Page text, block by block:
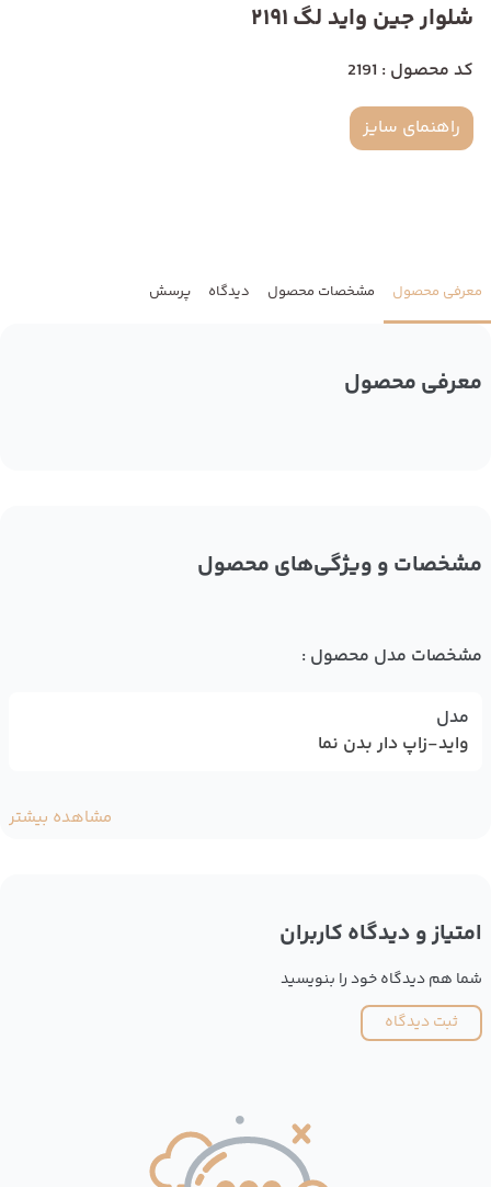
شلوار جین واید لگ 2191
کد محصول : 2191
راهنمای سایز
معرفی محصول مشخصات محصول دیدگاه پرسش
معرفی محصول
مشخصات و ویژگی‌های محصول
مشخصات مدل محصول :
مدل
واید-زاپ دار بدن نما
مشاهده بیشتر
امتیاز و دیدگاه کاربران
شما هم دیدگاه خود را بنویسید
ثبت دیدگاه